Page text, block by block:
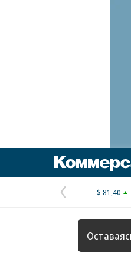
Предыдущая
страница
$ 81,40